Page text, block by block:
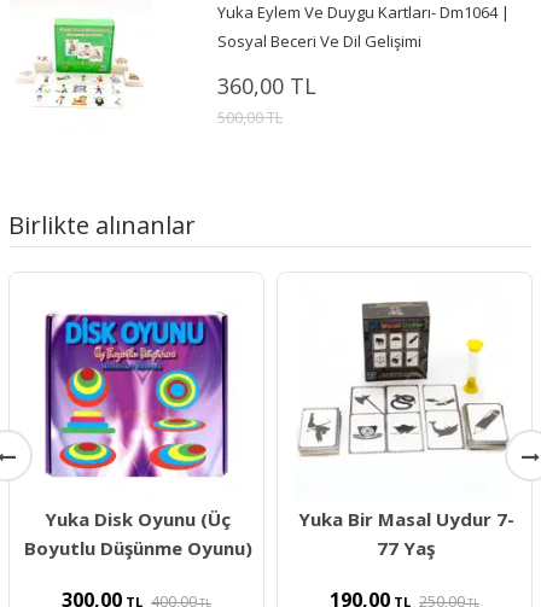
Yuka Eylem Ve Duygu Kartları- Dm1064 |
Sosyal Beceri Ve Dil Gelişimi
360,00 TL
500,00 TL
Birlikte alınanlar
Yuka Disk Oyunu (Üç
Boyutlu Düşünme Oyunu)
300,00 TL 400,00TL
Yuka Bir Masal Uydur 7-
77 Yaş
190,00 TL 250,00TL